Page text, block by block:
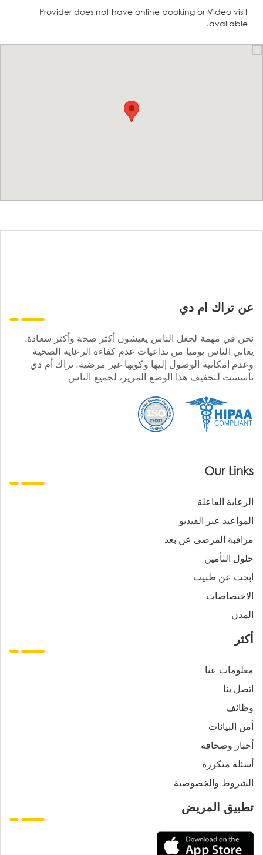
Provider does not have online booking or Video visit
available.
عن تراك ام دي
نحن في مهمة لجعل الناس يعيشون أكثر صحة وأكثر سعادة.
يعاني الناس يوميا من تداعيات عدم كفاءة الرعاية الصحية
وعدم إمكانية الوصول إليها وكونها غير مرضية. تراك أم دي
تأسست لتخفيف هذا الوضع المرير، لجميع الناس
Our Links
الرعاية الفاعلة
المواعيد عبر الفيديو
مراقبة المرضى عن بعد
حلول التأمين
ابحث عن طبيب
الاختصاصات
المدن
أكثر
معلومات عنا
اتصل بنا
وظائف
أمن البيانات
أخبار وصحافة
أسئلة متكررة
الشروط والخصوصية
تطبيق المريض